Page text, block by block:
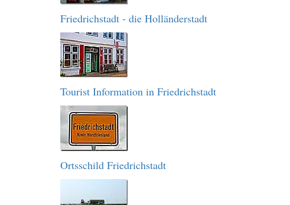
Friedrichstadt - die Holländerstadt
Tourist Information in Friedrichstadt
Ortsschild Friedrichstadt